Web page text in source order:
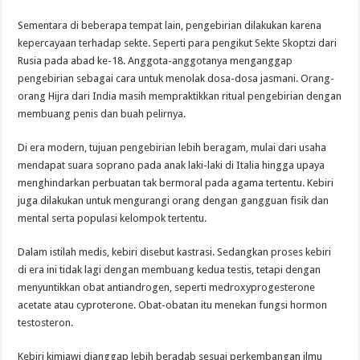
Sementara di beberapa tempat lain, pengebirian dilakukan karena
kepercayaan terhadap sekte. Seperti para pengikut Sekte Skoptzi dari
Rusia pada abad ke-18. Anggota-anggotanya menganggap
pengebirian sebagai cara untuk menolak dosa-dosa jasmani. Orang-
orang Hijra dari India masih mempraktikkan ritual pengebirian dengan
membuang penis dan buah pelirnya.
Di era modern, tujuan pengebirian lebih beragam, mulai dari usaha
mendapat suara soprano pada anak laki-laki di Italia hingga upaya
menghindarkan perbuatan tak bermoral pada agama tertentu. Kebiri
juga dilakukan untuk mengurangi orang dengan gangguan fisik dan
mental serta populasi kelompok tertentu.
Dalam istilah medis, kebiri disebut kastrasi. Sedangkan proses kebiri
di era ini tidak lagi dengan membuang kedua testis, tetapi dengan
menyuntikkan obat antiandrogen, seperti medroxyprogesterone
acetate atau cyproterone. Obat-obatan itu menekan fungsi hormon
testosteron.
Kebiri kimiawi dianggap lebih beradab sesuai perkembangan ilmu